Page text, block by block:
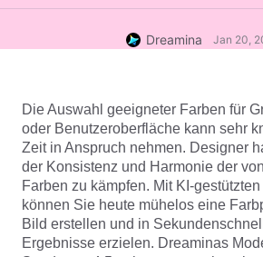
Dreamina Jan 20,
Die Auswahl geeigneter Farben für
oder Benutzeroberfläche kann sehr
Zeit in Anspruch nehmen. Designer
der Konsistenz und Harmonie der
Farben zu kämpfen. Mit KI-
können Sie heute mühelos eine
Bild erstellen und in
Ergebnisse erzielen. Dreaminas